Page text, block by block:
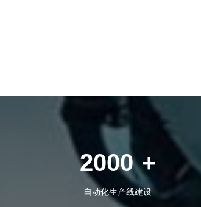
2000+
自动化生产线建设